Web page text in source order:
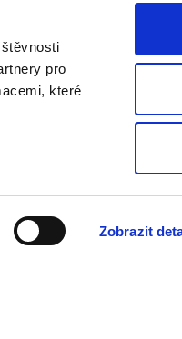
pro
které
Zobrazit
PŘIPOJTE SE K NÁM
Buďte informovaní o
konferencích a akčních
Přečtěte si, jak naše